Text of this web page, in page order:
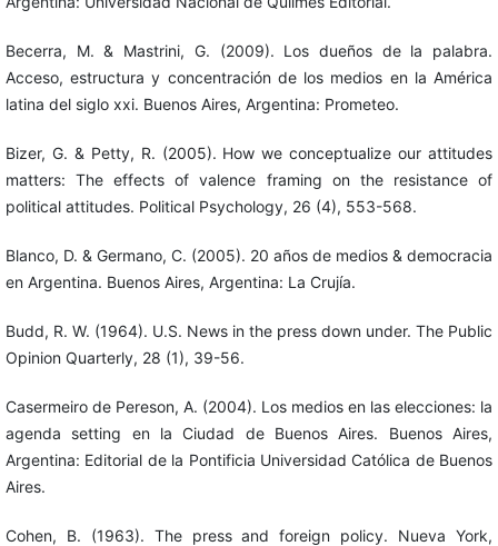
Becerra, M. & Mastrini, G. (2009). Los dueños de la palabra.
Acceso, estructura y concentración de los medios en la América
latina del siglo xxi. Buenos Aires, Argentina: Prometeo.
Bizer, G. & Petty, R. (2005). How we conceptualize our attitudes
matters: The effects of valence framing on the resistance of
political attitudes. Political Psychology, 26 (4), 553-568.
Blanco, D. & Germano, C. (2005). 20 años de medios & democracia
en Argentina. Buenos Aires, Argentina: La Crujía.
Budd, R. W. (1964). U.S. News in the press down under. The Public
Opinion Quarterly, 28 (1), 39-56.
Casermeiro de Pereson, A. (2004). Los medios en las elecciones: la
agenda setting en la Ciudad de Buenos Aires. Buenos Aires,
Argentina: Editorial de la Pontificia Universidad Católica de Buenos
Aires.
Cohen, B. (1963). The press and foreign policy. Nueva York,